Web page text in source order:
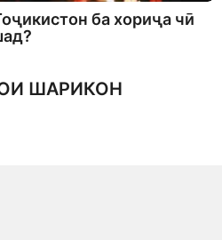
ба хориҷа чӣ
ШАРИКОН